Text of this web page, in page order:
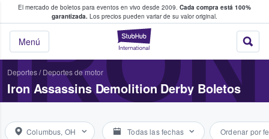
El mercado de boletos para eventos en vivo desde 2009. Cada compra está 100%
garantizada. Los precios pueden variar de su valor original.
StubHub: donde
Menú
fans compran y venden boletos
Deportes/ Deportes de motor
Iron Assassins Demolition Derby Boletos
Columbus, OH Todas las fechas Ordenar por